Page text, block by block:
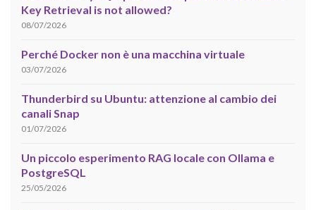
Key Retrieval is not allowed?
08/07/2026
Perché Docker non è una macchina virtuale
03/07/2026
Thunderbird su Ubuntu: attenzione al cambio dei
canali Snap
01/07/2026
Un piccolo esperimento RAG locale con Ollama e
PostgreSQL
25/05/2026